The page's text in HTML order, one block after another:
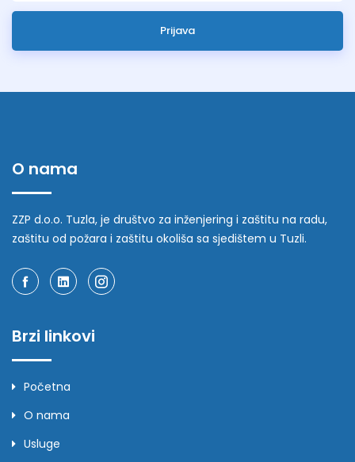
Prijava
O nama
ZZP d.o.o. Tuzla, je društvo za inženjering i zaštitu na radu,
zaštitu od požara i zaštitu okoliša sa sjedištem u Tuzli.
Brzi linkovi
Početna
O nama
Usluge